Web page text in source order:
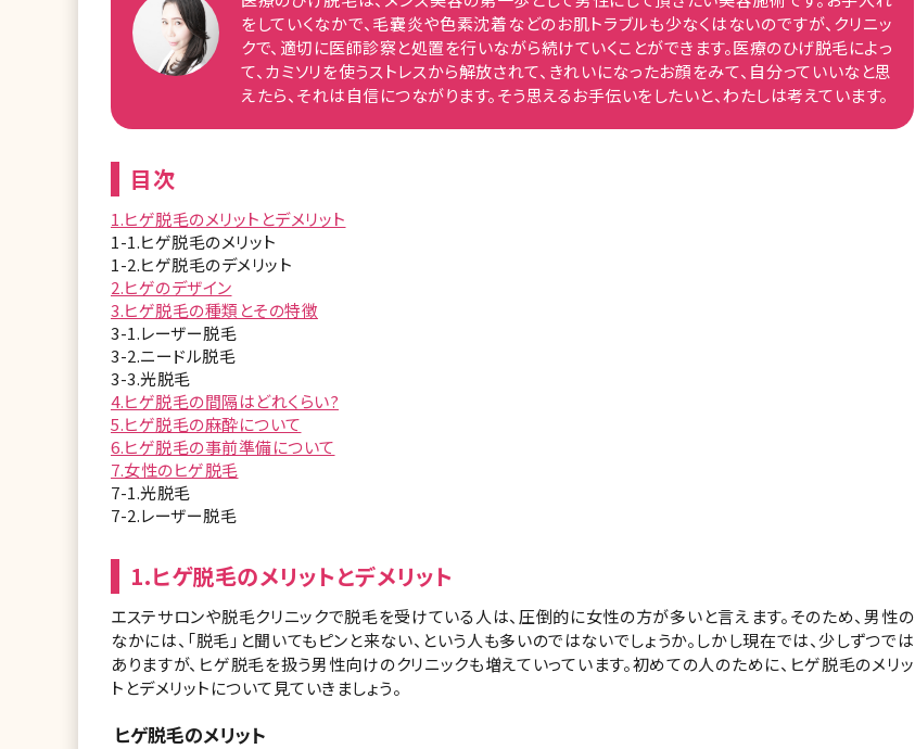
をしていくなかで、毛嚢炎や色素沈着などのお肌トラブルも少なくはないのですが、クリニッ
クで、適切に医師診察と処置を行いながら続けていくことができます。医療のひげ脱毛によっ
て、カミソリを使うストレスから解放されて、きれいになったお顔をみて、自分っていいなと思
えたら、それは自信につながります。そう思えるお手伝いをしたいと、わたしは考えています。
目次
1.ヒゲ脱毛のメリットとデメリット
1-1.ヒゲ脱毛のメリット
1-2.ヒゲ脱毛のデメリット
2.ヒゲのデザイン
3.ヒゲ脱毛の種類とその特徴
3-1.レーザー脱毛
3-2.ニードル脱毛
3-3.光脱毛
4.ヒゲ脱毛の間隔はどれくらい?
5.ヒゲ脱毛の麻酔について
6.ヒゲ脱毛の事前準備について
7.女性のヒゲ脱毛
7-1.光脱毛
7-2.レーザー脱毛
1.ヒゲ脱毛のメリットとデメリット
エステサロンや脱毛クリニックで脱毛を受けている人は、圧倒的に女性の方が多いと言えます。そのため、男性の
なかには、「脱毛」と聞いてもピンと来ない、という人も多いのではないでしょうか。しかし現在では、少しずつでは
ありますが、ヒゲ脱毛を扱う男性向けのクリニックも増えていっています。初めての人のために、ヒゲ脱毛のメリッ
トとデメリットについて見ていきましょう。
ヒゲ脱毛のメリット